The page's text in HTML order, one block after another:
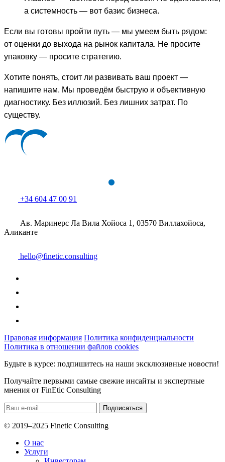
а системность — вот базис бизнеса.
Если вы готовы пройти путь — мы умеем быть рядом:
от оценки до выхода на рынок капитала. Не просите
упаковку — просите стратегию.
Хотите понять, стоит ли развивать ваш проект —
напишите нам. Мы проведём быструю и объективную
диагностику. Без иллюзий. Без лишних затрат. По
существу.
+34 604 47 00 91
Ав. Маринерс Ла Вила Хойоса 1, 03570 Виллахойоса,
Аликанте
hello@finetic.consulting
Правовая информация Политика конфиденциальности
Политика в отношении файлов cookies
Будьте в курсе: подпишитесь на наши эксклюзивные новости!
Получайте первыми самые свежие инсайты и экспертные
мнения от FinEtic Consulting
© 2019–2025 Finetic Consulting
О нас
Услуги